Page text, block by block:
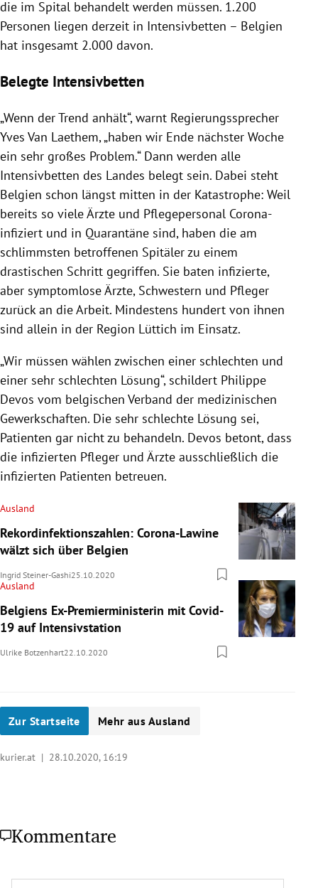
die im Spital behandelt werden müssen. 1.200
Personen liegen derzeit in Intensivbetten – Belgien
hat insgesamt 2.000 davon.
Belegte Intensivbetten
„Wenn der Trend anhält“, warnt Regierungssprecher
Yves Van Laethem, „haben wir Ende nächster Woche
ein sehr großes Problem.“ Dann werden alle
Intensivbetten des Landes belegt sein. Dabei steht
Belgien schon längst mitten in der Katastrophe: Weil
bereits so viele Ärzte und Pflegepersonal Corona-
infiziert und in Quarantäne sind, haben die am
schlimmsten betroffenen Spitäler zu einem
drastischen Schritt gegriffen. Sie baten infizierte,
aber symptomlose Ärzte, Schwestern und Pfleger
zurück an die Arbeit. Mindestens hundert von ihnen
sind allein in der Region Lüttich im Einsatz.
„Wir müssen wählen zwischen einer schlechten und
einer sehr schlechten Lösung“, schildert Philippe
Devos vom belgischen Verband der medizinischen
Gewerkschaften. Die sehr schlechte Lösung sei,
Patienten gar nicht zu behandeln. Devos betont, dass
die infizierten Pfleger und Ärzte ausschließlich die
infizierten Patienten betreuen.
Ausland
Rekordinfektionszahlen: Corona-Lawine
wälzt sich über Belgien
Ingrid Steiner-Gashi25.10.2020
Ausland
Belgiens Ex-Premierministerin mit Covid-
19 auf Intensivstation
Ulrike Botzenhart22.10.2020
Zur Startseite Mehr aus Ausland
kurier.at | 28.10.2020, 16:19
Kommentare